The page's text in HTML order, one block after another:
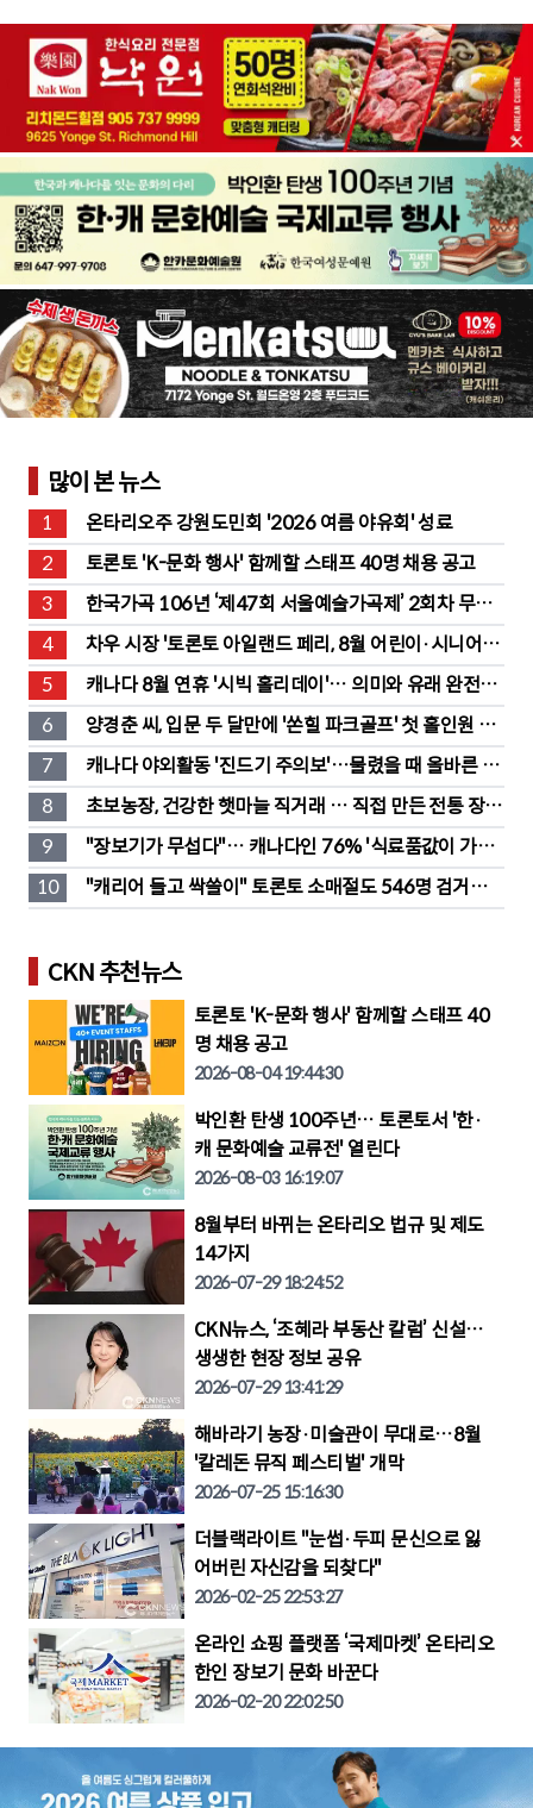
많이 본 뉴스
1
온타리오주 강원도민회 '2026 여름 야유회' 성료
2
토론토 'K-문화 행사' 함께할 스태프 40명 채용 공고
3
한국가곡 106년 ‘제47회 서울예술가곡제’ 2회차 무대
성황
4
차우 시장 '토론토 아일랜드 페리, 8월 어린이·시니어 무
료' 발표
5
캐나다 8월 연휴 '시빅 홀리데이'… 의미와 유래 완전정
리
6
양경춘 씨, 입문 두 달만에 '쏜힐 파크골프' 첫 홀인원 주
인공
7
캐나다 야외활동 '진드기 주의보'…물렸을 때 올바른 대
처법은?
8
초보농장, 건강한 햇마늘 직거래 … 직접 만든 전통 장류
도 판매
9
"장보기가 무섭다"… 캐나다인 76% '식료품값이 가장
부담'
10
"캐리어 들고 싹쓸이" 토론토 소매절도 546명 검거…
훔친 물건 재유통
CKN 추천뉴스
토론토 'K-문화 행사' 함께할 스태프 40
명 채용 공고
2026-08-04 19:44:30
박인환 탄생 100주년… 토론토서 '한·
캐 문화예술 교류전' 열린다
2026-08-03 16:19:07
8월부터 바뀌는 온타리오 법규 및 제도
14가지
2026-07-29 18:24:52
CKN뉴스, ‘조혜라 부동산 칼럼’ 신설…
생생한 현장 정보 공유
2026-07-29 13:41:29
해바라기 농장·미술관이 무대로…8월
'칼레돈 뮤직 페스티벌' 개막
2026-07-25 15:16:30
더블랙라이트 "눈썹·두피 문신으로 잃
어버린 자신감을 되찾다"
2026-02-25 22:53:27
온라인 쇼핑 플랫폼 ‘국제마켓’ 온타리오
한인 장보기 문화 바꾼다
2026-02-20 22:02:50